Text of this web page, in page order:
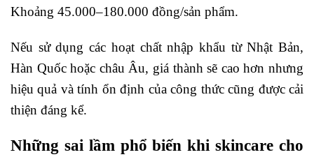
Khoảng 45.000–180.000 đồng/sản phẩm.
Nếu sử dụng các hoạt chất nhập khẩu từ Nhật Bản,
Hàn Quốc hoặc châu Âu, giá thành sẽ cao hơn nhưng
hiệu quả và tính ổn định của công thức cũng được cải
thiện đáng kể.
Những sai lầm phổ biến khi skincare cho